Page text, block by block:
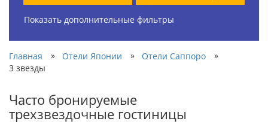
Показать дополнительные фильтры
Главная » Отели Японии » Отели Саппоро
»
3 звезды
Часто бронируемые
трехзвездочные гостиницы